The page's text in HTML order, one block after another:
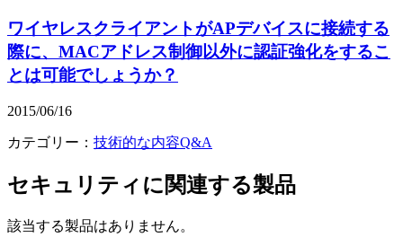
ワイヤレスクライアントがAPデバイスに接続する
際に、MACアドレス制御以外に認証強化をするこ
とは可能でしょうか？
2015/06/16
カテゴリー： 技術的な内容Q&A
セキュリティ に関連する製品
該当する製品はありません。